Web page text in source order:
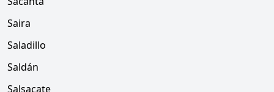
Saira
Saladillo
Saldán
Salsacate